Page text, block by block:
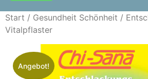
Start / Gesundheit Schönheit /
Vitalpflaster
Angebot!